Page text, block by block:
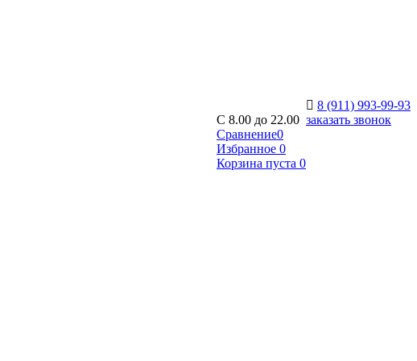
8 (911) 993-99-93
заказать звонок
C 8.00 до 22.00
Сравнение0
Избранное 0
Корзина пуста 0